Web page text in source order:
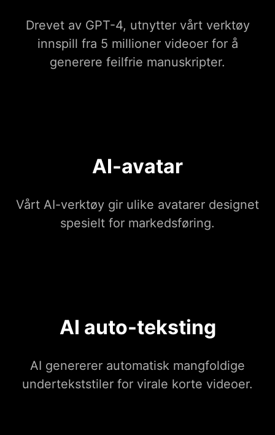
Drevet av GPT-4, utnytter vårt verktøy
innspill fra 5 millioner videoer for å
generere feilfrie manuskripter.
AI-avatar
Vårt AI-verktøy gir ulike avatarer designet
spesielt for markedsføring.
AI auto-teksting
AI genererer automatisk mangfoldige
undertekststiler for virale korte videoer.